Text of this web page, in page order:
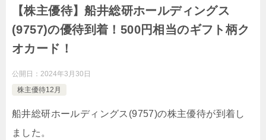
【株主優待】船井総研ホールディングス
(9757)の優待到着！500円相当のギフト柄ク
オカード！
公開日： 2024年3月30日
株主優待12月
船井総研ホールディングス(9757)の株主優待が到着し
ました。